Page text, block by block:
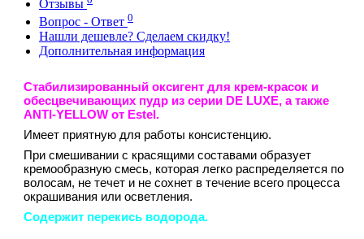
Отзывы
Вопрос - Ответ 0
Нашли дешевле? Сделаем скидку!
Дополнительная информация
Стабилизированный оксигент для крем-красок и
обесцвечивающих пудр из серии DE LUXE, а также
ANTI-YELLOW от Estel.
Имеет приятную для работы консистенцию.
При смешивании с красящими составами образует
кремообразную смесь, которая легко распределяется по
волосам, не течет и не сохнет в течение всего процесса
окрашивания или осветления.
Содержит перекись водорода.